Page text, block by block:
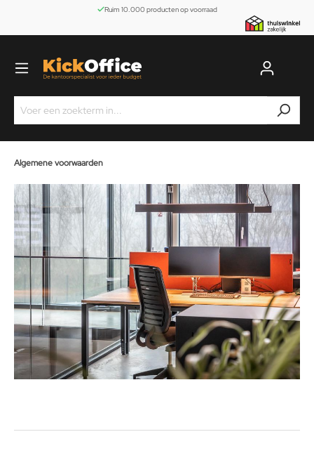
Ruim 10.000 producten op voorraad
Algemene voorwaarden
Algemene